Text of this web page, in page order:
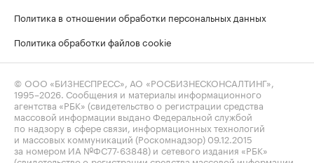
Политика в отношении обработки персональных данных
Политика обработки файлов cookie
© ООО «БИЗНЕСПРЕСС», АО «РОСБИЗНЕСКОНСАЛТИНГ»,
1995–2026 . Сообщения и материалы информационного
агентства «РБК» (свидетельство о регистрации средства
массовой информации выдано Федеральной службой
по надзору в сфере связи, информационных технологий
и массовых коммуникаций (Роскомнадзор) 09.12.2015
за номером ИА №ФС77-63848) и сетевого издания «РБК»